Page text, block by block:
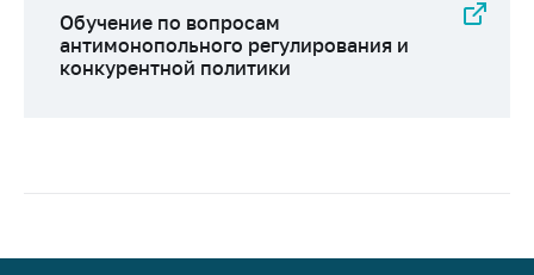
Обучение по вопросам
антимонопольного регулирования и
конкурентной политики